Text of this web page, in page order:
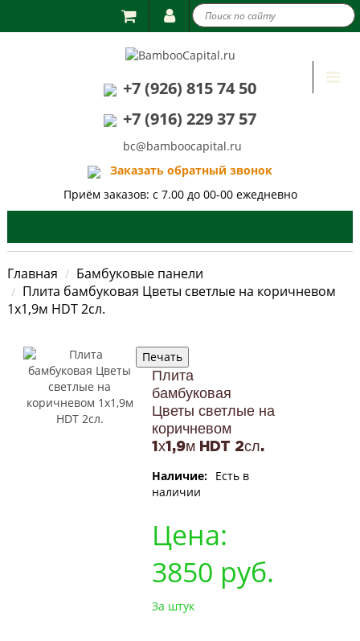
+7 (926) 815 74 50
+7 (916) 229 37 57
bc@bamboocapital.ru
Заказать обратный звонок
Приём заказов: с 7.00 до 00-00 ежедневно
Главная
Бамбуковые панели
Плита бамбуковая Цветы светлые на коричневом
1х1,9м HDT 2сл.
Плита
бамбуковая
Цветы светлые на
коричневом
1х1,9м HDT 2сл.
Наличие: Есть в
наличии
Цена:
3850 руб.
За штук